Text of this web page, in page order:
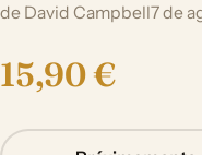
de David Campbell7 de
15,90 €